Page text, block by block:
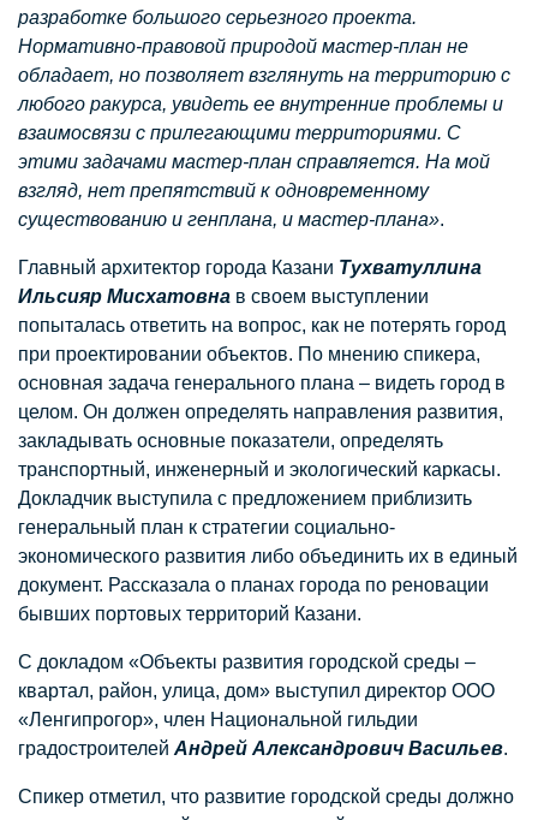
разработке большого серьезного проекта.
Нормативно-правовой природой мастер-план не
обладает, но позволяет взглянуть на территорию с
любого ракурса, увидеть ее внутренние проблемы и
взаимосвязи с прилегающими территориями. С
этими задачами мастер-план справляется. На мой
взгляд, нет препятствий к одновременному
существованию и генплана, и мастер-плана».
Главный архитектор города Казани Тухватуллина
Ильсияр Мисхатовна в своем выступлении
попыталась ответить на вопрос, как не потерять город
при проектировании объектов. По мнению спикера,
основная задача генерального плана – видеть город в
целом. Он должен определять направления развития,
закладывать основные показатели, определять
транспортный, инженерный и экологический каркасы.
Докладчик выступила с предложением приблизить
генеральный план к стратегии социально-
экономического развития либо объединить их в единый
документ. Рассказала о планах города по реновации
бывших портовых территорий Казани.
С докладом «Объекты развития городской среды –
квартал, район, улица, дом» выступил директор ООО
«Ленгипрогор», член Национальной гильдии
градостроителей Андрей Александрович Васильев.
Спикер отметил, что развитие городской среды должно